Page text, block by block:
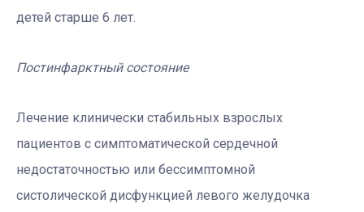
детей старше 6 лет.
Постинфарктный состояние
Лечение клинически стабильных взрослых
пациентов с симптоматической сердечной
недостаточностью или бессимптомной
систолической дисфункцией левого желудочка